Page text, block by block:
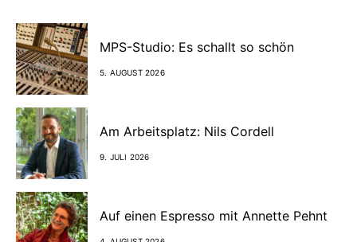
MPS-Studio: Es schallt so schön
5. AUGUST 2026
Am Arbeitsplatz: Nils Cordell
9. JULI 2026
Auf einen Espresso mit Annette Pehnt